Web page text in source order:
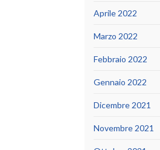
Aprile 2022
Marzo 2022
Febbraio 2022
Gennaio 2022
Dicembre 2021
Novembre 2021